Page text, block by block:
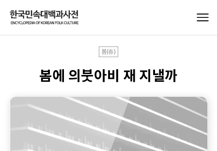
봄(春)
봄에 의붓아비 재 지낼까